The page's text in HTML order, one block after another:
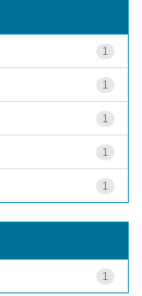
1
1
1
1
1
1